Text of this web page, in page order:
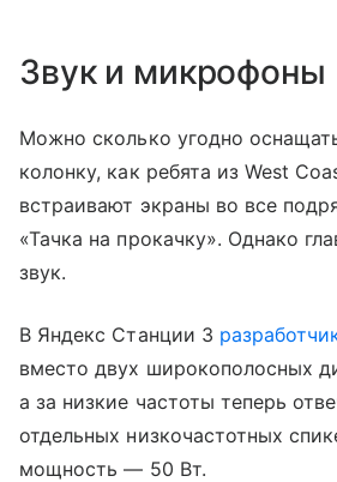
Звук и микрофоны
Можно сколько угодно
колонку, как ребята из West
встраивают экраны во все
«Тачка на прокачку». Однако
звук.
В Яндекс Станции 3
вместо двух широкополосных
а за низкие частоты теперь
отдельных низкочастотных
мощность — 50 Вт.